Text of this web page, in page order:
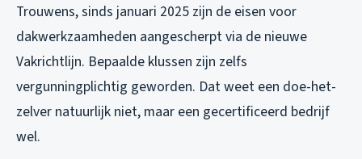
Trouwens, sinds januari 2025 zijn de eisen voor
dakwerkzaamheden aangescherpt via de nieuwe
Vakrichtlijn. Bepaalde klussen zijn zelfs
vergunningplichtig geworden. Dat weet een doe-het-
zelver natuurlijk niet, maar een gecertificeerd bedrijf
wel.